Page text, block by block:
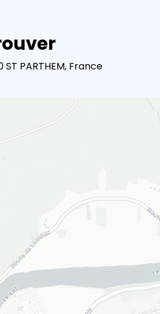
ST PARTHEM, France